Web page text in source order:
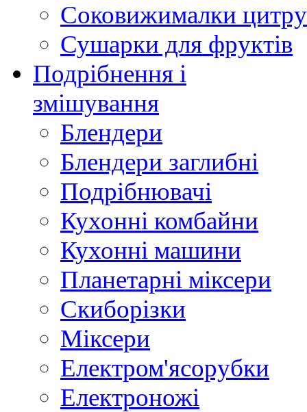
Соковижималки
Сушарки для фруктів
Подрібнення і
змішування
Блендери
Блендери заглибні
Подрібнювачі
Кухонні комбайни
Кухонні машини
Планетарні міксери
Скиборізки
Міксери
Електром'ясорубки
Електроножі